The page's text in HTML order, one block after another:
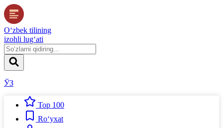
O‘zbek tilining
izohli lug‘ati
ЎЗ
Top 100
Ro‘yxat